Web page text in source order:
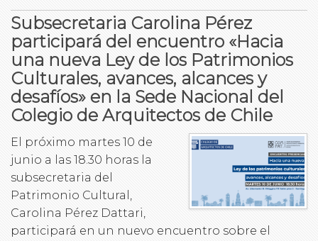
Subsecretaria Carolina Pérez
participará del encuentro «Hacia
una nueva Ley de los Patrimonios
Culturales, avances, alcances y
desafíos» en la Sede Nacional del
Colegio de Arquitectos de Chile
El próximo martes 10 de
junio a las 18.30 horas la
subsecretaria del
Patrimonio Cultural,
Carolina Pérez Dattari,
participará en un nuevo encuentro sobre el